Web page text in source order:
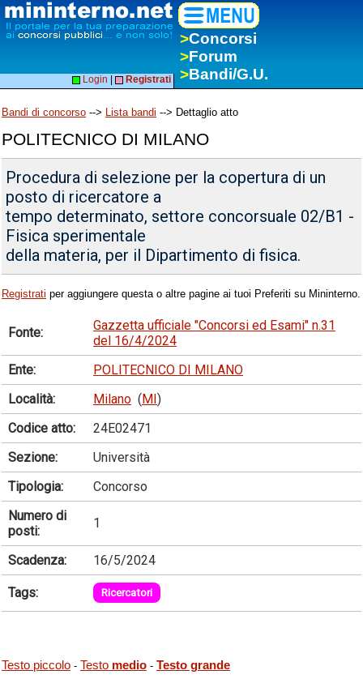
>Concorsi
>Forum
>Bandi/G.U.
Login Registrati
Bandi di concorso --> Lista bandi --> Dettaglio atto
POLITECNICO DI MILANO
Procedura di selezione per la copertura di un
posto di ricercatore a
tempo determinato, settore concorsuale 02/B1 -
Fisica sperimentale
della materia, per il Dipartimento di fisica.
Registrati per aggiungere questa o altre pagine ai tuoi Preferiti su Mininterno.
Fonte:
Gazzetta ufficiale "Concorsi ed Esami" n.31
del 16/4/2024
Ente:
POLITECNICO DI MILANO
Località:
Milano (MI)
Codice atto:
24E02471
Sezione:
Università
Tipologia:
Concorso
Numero di
posti:
1
Scadenza: 16/5/2024
Tags: Ricercatori
Testo piccolo - Testo medio - Testo grande